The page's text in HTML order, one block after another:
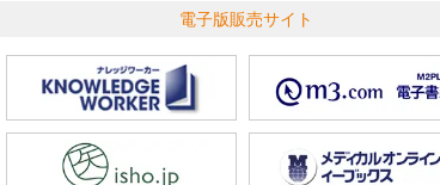
電子版販売サイト